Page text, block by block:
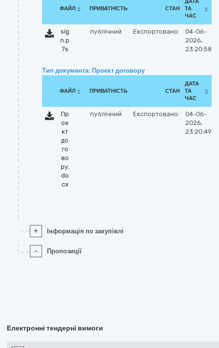
ФАЙЛ ПРИВАТНІСТЬ СТАН
ТА
ЧАС
sig
n.p
7s
публічний Експортовано:
04-06-
2026,
23:20:58
Тип документа: Проект договору
ФАЙЛ ПРИВАТНІСТЬ СТАН
ДАТА
ТА
ЧАС
Пр
ое
кт
до
го
во
ру.
do
cx
публічний Експортовано:
04-06-
2026,
23:20:49
+ Інформація по закупівлі
- Пропозиції
Електронні тендерні вимоги